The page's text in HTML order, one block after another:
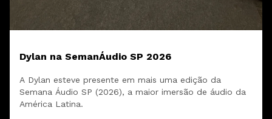
Dylan na SemanÁudio SP 2026
A Dylan esteve presente em mais uma edição da
Semana Áudio SP (2026), a maior imersão de áudio da
América Latina.